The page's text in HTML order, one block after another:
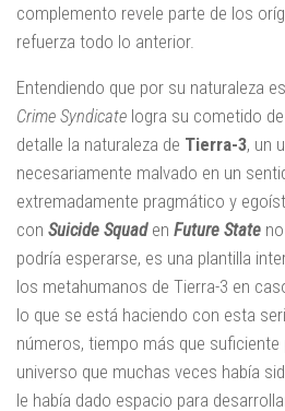
complemento revele parte de los
refuerza todo lo anterior.
Entendiendo que por su naturaleza
Crime Syndicate logra su cometido
detalle la naturaleza de Tierra-3, un
necesariamente malvado en un
extremadamente pragmático y
con Suicide Squaden Future State
podría esperarse, es una plantilla
los metahumanos de Tierra-3 en
lo que se está haciendo con esta
números, tiempo más que suficiente
universo que muchas veces había
le había dado espacio para